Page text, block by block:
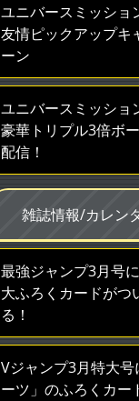
ユニバースミッショ
友情ピックアップキ
ーン
ユニバースミッショ
豪華トリプル3倍ボ
配信！
雑誌情報/カレン
最強ジャンプ3月号
大ふろくカードがつ
る！
Vジャンプ3月特大号
ーツ」のふろくカー